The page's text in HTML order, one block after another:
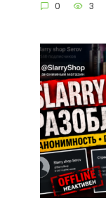
0 3